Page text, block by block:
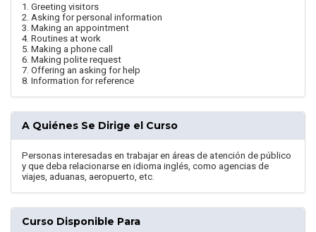
1. Greeting visitors
2. Asking for personal information
3. Making an appointment
4. Routines at work
5. Making a phone call
6. Making polite request
7. Offering an asking for help
8. Information for reference
A Quiénes Se Dirige el Curso
Personas interesadas en trabajar en áreas de atención de público
y que deba relacionarse en idioma inglés, como agencias de
viajes, aduanas, aeropuerto, etc.
Curso Disponible Para